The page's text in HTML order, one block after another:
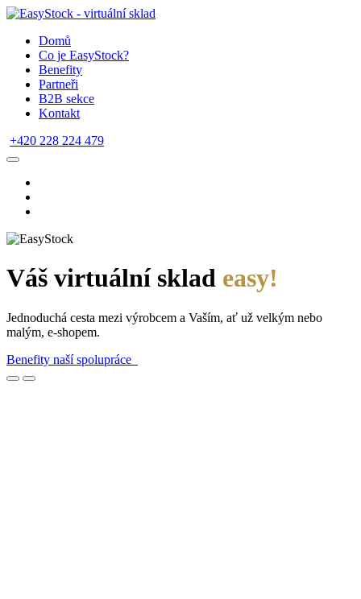
Domů
Co je EasyStock?
Benefity
Partneři
B2B sekce
Kontakt
+420 228 224 479
Váš virtuální sklad easy!
Jednoduchá cesta mezi výrobcem a Vaším, ať už velkým nebo
malým, e-shopem.
Benefity naší spolupráce